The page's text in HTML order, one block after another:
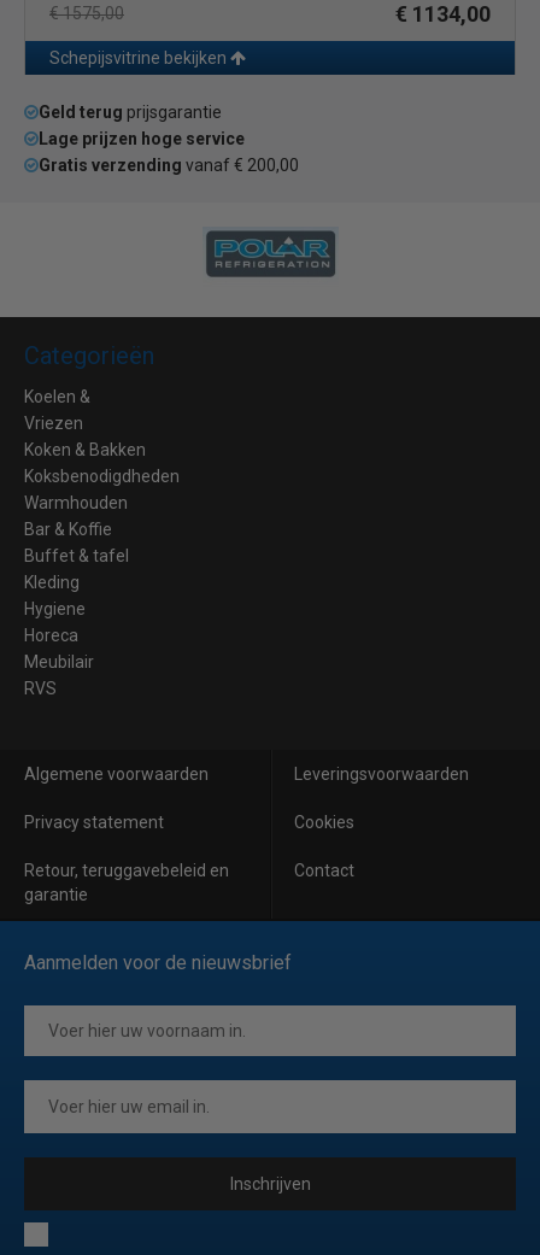
€ 1575,00
€ 1134,00
Schepijsvitrine bekijken
Geld terug prijsgarantie
Lage prijzen hoge service
Gratis verzending vanaf € 200,00
Categorieën
Koelen &
Vriezen
Koken & Bakken
Koksbenodigdheden
Warmhouden
Bar & Koffie
Buffet & tafel
Kleding
Hygiene
Horeca
Meubilair
RVS
Algemene voorwaarden Leveringsvoorwaarden
Privacy statement Cookies
Retour, teruggavebeleid en
garantie
Contact
Aanmelden voor de nieuwsbrief
Inschrijven